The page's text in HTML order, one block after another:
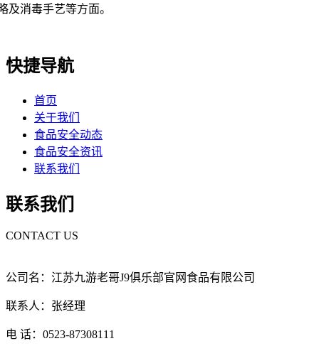
及消毒手艺等方面。
快捷导航
首页
关于我们
食品安全动态
食品安全资讯
联系我们
联系我们
CONTACT US
公司名：江苏九游老哥J9俱乐部官网食品有限公司
联系人：张经理
电 话：0523-87308111